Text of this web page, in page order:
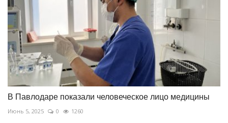
В Павлодаре показали человеческое лицо медицины
Июнь 5, 2025 0 1260